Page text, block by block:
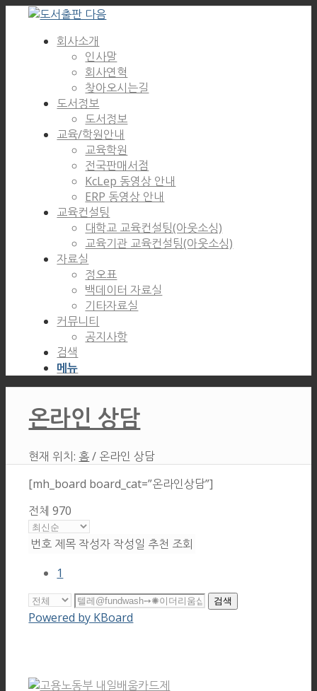
회사소개
인사말
회사연혁
찾아오시는길
도서정보
도서정보
교육/학원안내
교육학원
전국판매서점
KcLep 동영상 안내
ERP 동영상 안내
교육컨설팅
대학교 교육컨설팅(아웃소싱)
교육기관 교육컨설팅(아웃소싱)
자료실
정오표
백데이터 자료실
기타자료실
커뮤니티
공지사항
검색
메뉴
온라인 상담
현재 위치: 홈 / 온라인 상담
[mh_board board_cat=”온라인상담”]
전체 970
번호 제목 작성자 작성일 추천 조회
1
검색
Powered by KBoard